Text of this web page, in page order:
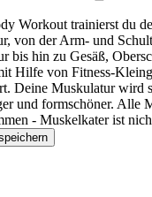
Workout trainierst du
von der Arm- und
bis hin zu Gesäß,
Hilfe von Fitness-
Deine Muskulatur wird
und formschöner. Alle
- Muskelkater ist